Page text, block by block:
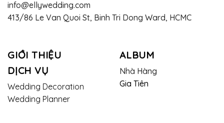
info@ellywedding.com
413/86 Le Van Quoi St, Binh Tri Dong Ward, HCMC
GIỚI THIỆU
DỊCH VỤ
Wedding Decoration
Wedding Planner
ALBUM
Nhà Hàng
Gia Tiên